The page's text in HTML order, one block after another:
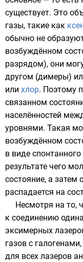
существует. Это
газы, такие как
обычно не
возбуждённом
разрядом), они
другом (димеры)
или хлор. Поэтому
связанном
населённостей
уровнями. Такая
возбуждённом
в виде спонтанного
результате чего
состояние, а затем
распадается на
Несмотря на то,
к соединению
эксимерных
газов с
для всех лазеров